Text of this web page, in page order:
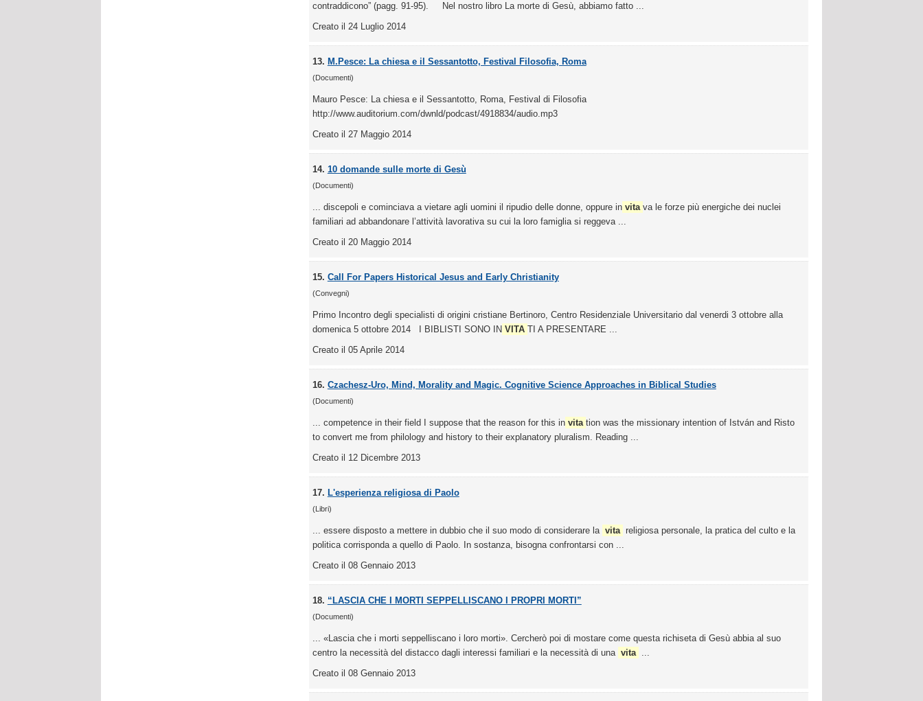
contraddicono” (pagg. 91-95). Nel nostro libro La morte di Gesù, abbiamo fatto ...
Creato il 24 Luglio 2014
13. M.Pesce: La chiesa e il Sessantotto, Festival Filosofia, Roma
(Documenti)
Mauro Pesce: La chiesa e il Sessantotto, Roma, Festival di Filosofia
http://www.auditorium.com/dwnld/podcast/4918834/audio.mp3
Creato il 27 Maggio 2014
14. 10 domande sulle morte di Gesù
(Documenti)
... discepoli e cominciava a vietare agli uomini il ripudio delle donne, oppure in vita va le forze più energiche dei nuclei
familiari ad abbandonare l’attività lavorativa su cui la loro famiglia si reggeva ...
Creato il 20 Maggio 2014
15. Call For Papers Historical Jesus and Early Christianity
(Convegni)
Primo Incontro degli specialisti di origini cristiane Bertinoro, Centro Residenziale Universitario dal venerdi 3 ottobre alla
domenica 5 ottobre 2014 I BIBLISTI SONO IN VITA TI A PRESENTARE ...
Creato il 05 Aprile 2014
16. Czachesz-Uro, Mind, Morality and Magic. Cognitive Science Approaches in Biblical Studies
(Documenti)
... competence in their field I suppose that the reason for this in vita tion was the missionary intention of István and Risto
to convert me from philology and history to their explanatory pluralism. Reading ...
Creato il 12 Dicembre 2013
17. L'esperienza religiosa di Paolo
(Libri)
... essere disposto a mettere in dubbio che il suo modo di considerare la vita religiosa personale, la pratica del culto e la
politica corrisponda a quello di Paolo. In sostanza, bisogna confrontarsi con ...
Creato il 08 Gennaio 2013
18. “LASCIA CHE I MORTI SEPPELLISCANO I PROPRI MORTI”
(Documenti)
... «Lascia che i morti seppelliscano i loro morti». Cercherò poi di mostare come questa richiseta di Gesù abbia al suo
centro la necessità del distacco dagli interessi familiari e la necessità di una vita
...
Creato il 08 Gennaio 2013